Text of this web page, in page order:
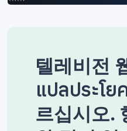
텔레비전
แปลประโ
르십시오.